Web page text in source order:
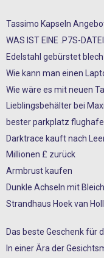
Tassimo Kapseln
WAS IST EINE .P7S-
Edelstahl gebürstet blech
Wie kann man einen
Wie wäre es mit neuen
Lieblingsbehälter bei
bester parkplatz
Darktrace kauft nach
Millionen £ zurück
Armbrust kaufen
Dunkle Achseln mit
Strandhaus Hoek van
Das beste Geschenk für
In einer Ära der